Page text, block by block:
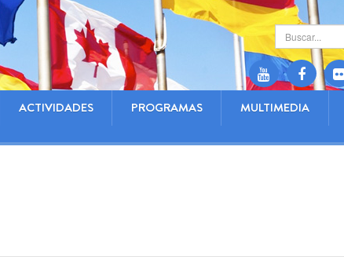
Buscar...
ACTIVIDADES PROGRAMAS MULTIMEDIA